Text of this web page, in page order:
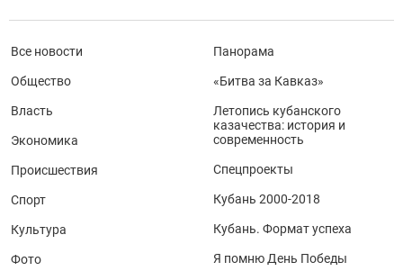
Все новости
Общество
Власть
Экономика
Происшествия
Спорт
Культура
Фото
Панорама
«Битва за Кавказ»
Летопись кубанского
казачества: история и
современность
Спецпроекты
Кубань 2000-2018
Кубань. Формат успеха
Я помню День Победы